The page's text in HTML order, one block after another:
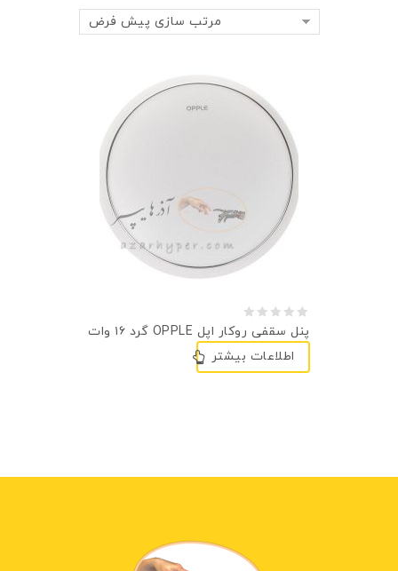
مرتب سازی پیش فرض
0
out
of
پنل سقفی روکار اپل OPPLE گرد ۱۶ وات
اطلاعات بیشتر